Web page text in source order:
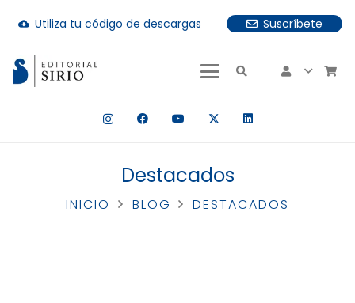
cloud_download Utiliza tu código de descargas
Suscríbete
hay resultados autocompletados, puedes utilizar las
Destacados
INICIO BLOG DESTACADOS